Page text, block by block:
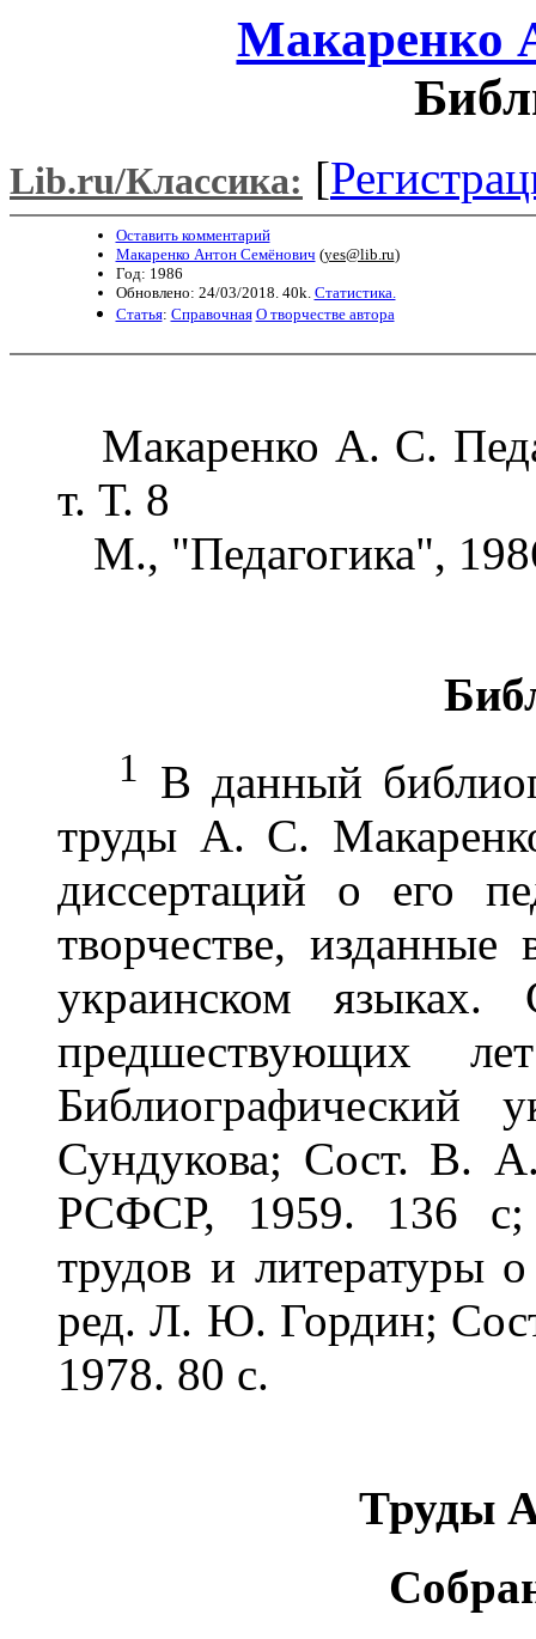
Макаренко
Lib.ru/Классика: [
Оставить комментарий
Макаренко Антон Семёнович (yes@lib.ru)
Год: 1986
Обновлено: 24/03/2018. 40k. Статистика.
Статья: Справочная О творчестве автора
Макаренко А. С.
т. Т. 8
М., "Педагогика",
1 В данный
труды А. С.
диссертаций о его
творчестве,
украинском языках.
предшествующих
Сундукова; Сост. В.
РСФСР, 1959. 136 с;
трудов и литературы
ред. Л. Ю. Гордин;
1978. 80 с.
Труды